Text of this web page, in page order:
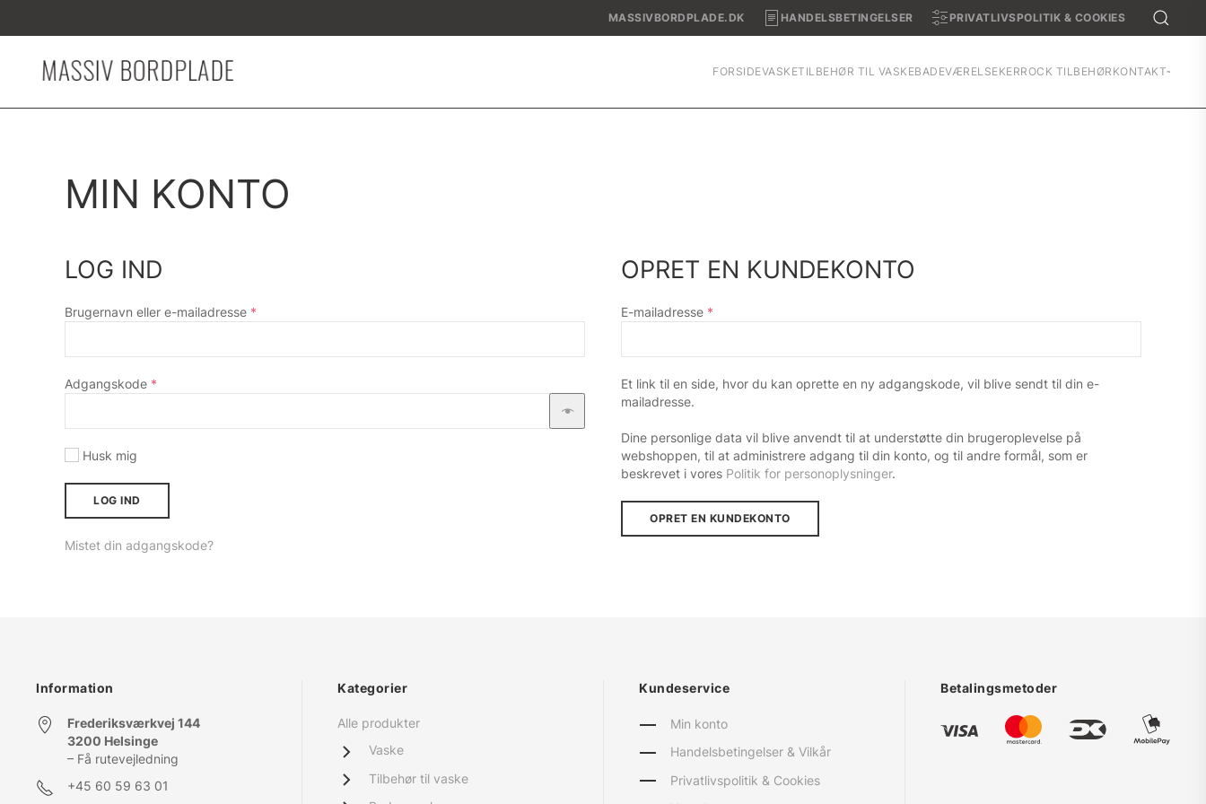
MASSIVBORDPLADE.DK HANDELSBETINGELSER PRIVATLIVSPOLITIK & COOKIES
FORSIDEVASKETILBEHØR TIL VASKEBADEVÆRELSEKERROCK TILBEHØR KONTAKT
MIN KONTO
LOG IND
Brugernavn eller e-mailadresse *
Adgangskode *
Husk mig
LOG IND
Mistet din adgangskode?
OPRET EN KUNDEKONTO
E-mailadresse *
Et link til en side, hvor du kan oprette en ny adgangskode, vil blive sendt til din e-
mailadresse.
Dine personlige data vil blive anvendt til at understøtte din brugeroplevelse på
webshoppen, til at administrere adgang til din konto, og til andre formål, som er
beskrevet i vores Politik for personoplysninger.
OPRET EN KUNDEKONTO
Information
Frederiksværkvej 144
3200 Helsinge
– Få rutevejledning
+45 60 59 63 01
Kategorier
Alle produkter
Vaske
Tilbehør til vaske
Kundeservice
Min konto
Handelsbetingelser & Vilkår
Privatlivspolitik & Cookies
Betalingsmetoder